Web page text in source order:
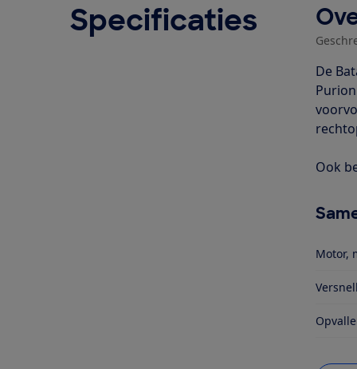
Specificaties
De
Ook
Motor,